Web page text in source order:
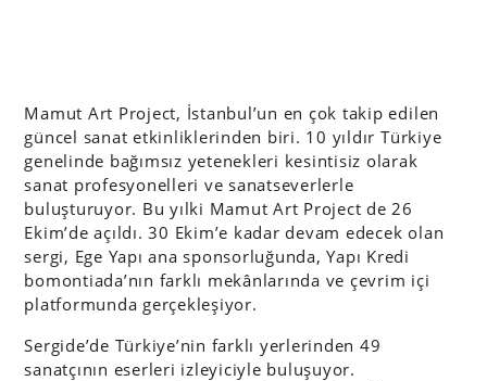
Mamut Art Project, İstanbul’un en çok takip edilen
güncel sanat etkinliklerinden biri. 10 yıldır Türkiye
genelinde bağımsız yetenekleri kesintisiz olarak
sanat profesyonelleri ve sanatseverlerle
buluşturuyor. Bu yılki Mamut Art Project de 26
Ekim’de açıldı. 30 Ekim’e kadar devam edecek olan
sergi, Ege Yapı ana sponsorluğunda, Yapı Kredi
bomontiada’nın farklı mekânlarında ve çevrim içi
platformunda gerçekleşiyor.
Sergide’de Türkiye’nin farklı yerlerinden 49
sanatçının eserleri izleyiciyle buluşuyor.